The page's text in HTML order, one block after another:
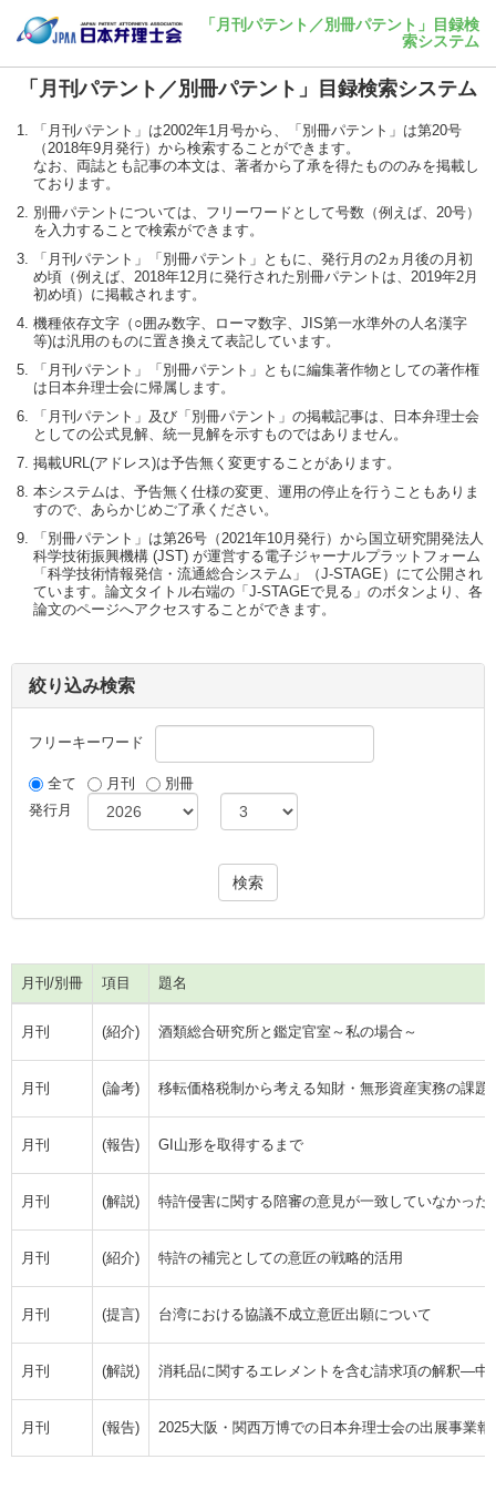
「月刊パテント／別冊パテント」目録検
索システム
「月刊パテント／別冊パテント」目録検索システム
「月刊パテント」は2002年1月号から、「別冊パテント」は第20号
（2018年9月発行）から検索することができます。
なお、両誌とも記事の本文は、著者から了承を得たもののみを掲載し
ております。
別冊パテントについては、フリーワードとして号数（例えば、20号）
を入力することで検索ができます。
「月刊パテント」「別冊パテント」ともに、発行月の2ヵ月後の月初
め頃（例えば、2018年12月に発行された別冊パテントは、2019年2月
初め頃）に掲載されます。
機種依存文字（○囲み数字、ローマ数字、JIS第一水準外の人名漢字
等)は汎用のものに置き換えて表記しています。
「月刊パテント」「別冊パテント」ともに編集著作物としての著作権
は日本弁理士会に帰属します。
「月刊パテント」及び「別冊パテント」の掲載記事は、日本弁理士会
としての公式見解、統一見解を示すものではありません。
掲載URL(アドレス)は予告無く変更することがあります。
本システムは、予告無く仕様の変更、運用の停止を行うこともありま
すので、あらかじめご了承ください。
「別冊パテント」は第26号（2021年10月発行）から国立研究開発法人
科学技術振興機構 (JST) が運営する電子ジャーナルプラットフォーム
「科学技術情報発信・流通総合システム」（J-STAGE）にて公開され
ています。論文タイトル右端の「J-STAGEで見る」のボタンより、各
論文のページへアクセスすることができます。
絞り込み検索
フリーキーワード
全て 月刊
別冊
発行月
月刊/別冊 項目 題名
月刊 (紹介) 酒類総合研究所と鑑定官室～私の場合～
月刊 (論考) 移転価格税制から考える知財・無形資産実務の課題
月刊 (報告) GI山形を取得するまで
月刊 (解説) 特許侵害に関する陪審の意見が一致していなかっ
月刊 (紹介) 特許の補完としての意匠の戦略的活用
月刊 (提言) 台湾における協議不成立意匠出願について
月刊 (解説) 消耗品に関するエレメントを含む請求項の解釈―中
月刊 (報告) 2025大阪・関西万博での日本弁理士会の出展事業報